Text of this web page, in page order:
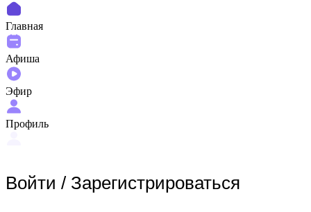
Главная
Афиша
Эфир
Профиль
Войти / Зарегистрироваться